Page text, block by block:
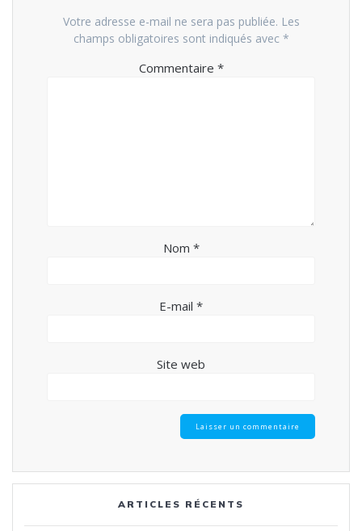
Votre adresse e-mail ne sera pas publiée. Les
champs obligatoires sont indiqués avec *
Commentaire *
Nom *
E-mail *
Site web
ARTICLES RÉCENTS